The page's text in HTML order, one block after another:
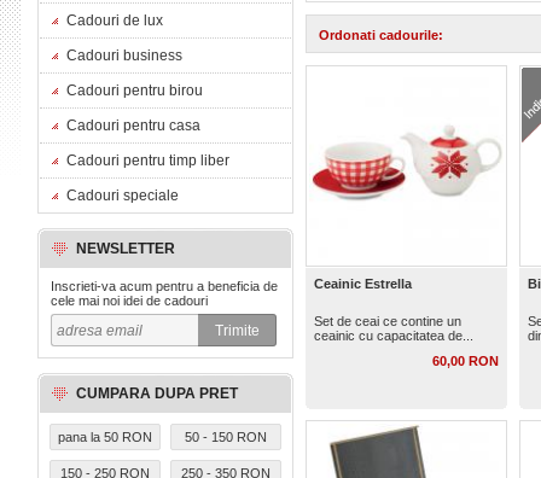
Cadouri de lux
Cadouri business
Cadouri pentru birou
Cadouri pentru casa
Cadouri pentru timp liber
Cadouri speciale
NEWSLETTER
Inscrieti-va acum pentru a beneficia de
cele mai noi idei de cadouri
CUMPARA DUPA PRET
pana la 50 RON 50 - 150 RON
150 - 250 RON 250 - 350 RON
Ordonati cadourile:
Ceainic Estrella
Set de ceai ce contine un
ceainic cu capacitatea de...
60,00 RON